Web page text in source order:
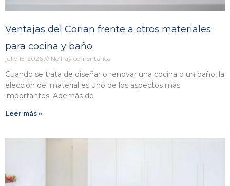
Ventajas del Corian frente a otros materiales
para cocina y baño
julio 15, 2026 No hay comentarios
Cuando se trata de diseñar o renovar una cocina o un baño, la
elección del material es uno de los aspectos más
importantes. Además de
Leer más »